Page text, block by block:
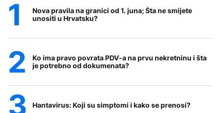
Nova pravila na granici od 1. juna; Šta ne smijete
unositi u Hrvatsku?
Ko ima pravo povrata PDV-a na prvu nekretninu i šta
je potrebno od dokumenata?
Hantavirus: Koji su simptomi i kako se prenosi?